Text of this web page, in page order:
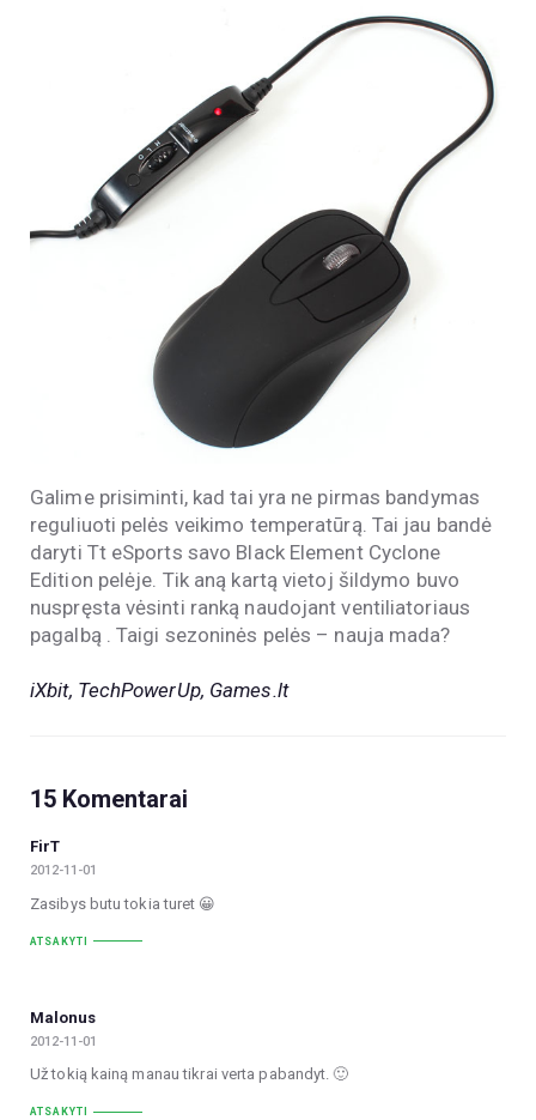
Galime prisiminti, kad tai yra ne pirmas bandymas
reguliuoti pelės veikimo temperatūrą. Tai jau bandė
daryti Tt eSports savo Black Element Cyclone
Edition pelėje. Tik aną kartą vietoj šildymo buvo
nuspręsta vėsinti ranką naudojant ventiliatoriaus
pagalbą . Taigi sezoninės pelės – nauja mada?
iXbit, TechPowerUp, Games.lt
15 Komentarai
FirT
2012-11-01
Zasibys butu tokia turet 😀
ATSAKYTI
Malonus
2012-11-01
Už tokią kainą manau tikrai verta pabandyt. 🙂
ATSAKYTI